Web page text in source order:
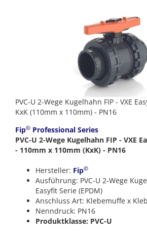
PVC-U 2-Wege Kugelhahn FIP - VXE
KxK (110mm x 110mm) - PN16
Fip© Professional Series
PVC-U 2-Wege Kugelhahn FIP - VXE
- 110mm x 110mm (KxK) - PN16
Hersteller: Fip©
Ausführung: PVC-U 2-Wege
Easyfit Serie (EPDM)
Anschluss Art: Klebemuffe x
Nenndruck: PN16
Produktklasse: PVC-U